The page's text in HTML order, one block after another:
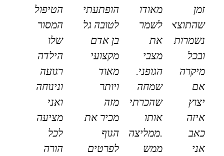
זמן
שהתוצאות
נשמרות
ובכל
מיקרה
אם
יצוץ
איזה
כאב
אני
מאודו
לשמר
את
מצבי
הגופני.
שמחה
שהכרתי
אותו
.ממליצה
ממש
הופתעתי
לטובה גל
בן אדם
מקצועי
מאוד
ויותר
מזה
מכיר את
הגוף
לפרטים
הטיפול
המסור
שלו
הילדה
רגועה
ונינוחה
ואני
מציעה
לכל
הורה